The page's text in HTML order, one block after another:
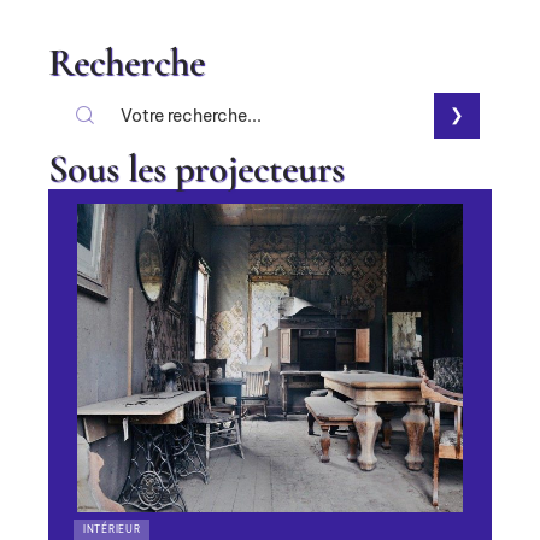
Recherche
Sous les projecteurs
INTÉRIEUR